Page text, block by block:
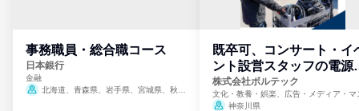
事務職員・総合職コース
日本銀行
金融
北海道、青森県、岩手県、宮城県、秋田
既卒可、コンサート・イ
ント設営スタッフの電源
門
株式会社ボルテック
文化・教養・娯楽、広告・メディア・マ
ミ、電力・ガス・水道・エネルギー
神奈川県